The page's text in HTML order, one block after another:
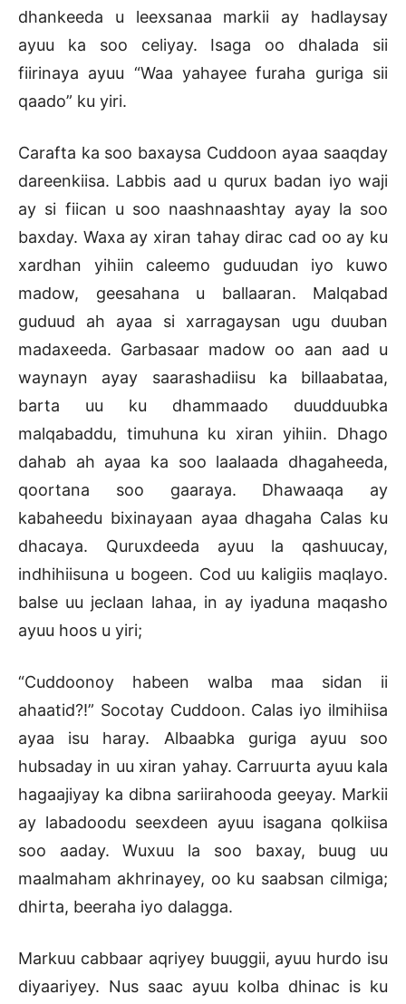
dhankeeda u leexsanaa markii ay hadlaysay
ayuu ka soo celiyay. Isaga oo dhalada sii
fiirinaya ayuu “Waa yahayee furaha guriga sii
qaado” ku yiri.
Carafta ka soo baxaysa Cuddoon ayaa saaqday
dareenkiisa. Labbis aad u qurux badan iyo waji
ay si fiican u soo naashnaashtay ayay la soo
baxday. Waxa ay xiran tahay dirac cad oo ay ku
xardhan yihiin caleemo guduudan iyo kuwo
madow, geesahana u ballaaran. Malqabad
guduud ah ayaa si xarragaysan ugu duuban
madaxeeda. Garbasaar madow oo aan aad u
waynayn ayay saarashadiisu ka billaabataa,
barta uu ku dhammaado duudduubka
malqabaddu, timuhuna ku xiran yihiin. Dhago
dahab ah ayaa ka soo laalaada dhagaheeda,
qoortana soo gaaraya. Dhawaaqa ay
kabaheedu bixinayaan ayaa dhagaha Calas ku
dhacaya. Quruxdeeda ayuu la qashuucay,
indhihiisuna u bogeen. Cod uu kaligiis maqlayo.
balse uu jeclaan lahaa, in ay iyaduna maqasho
ayuu hoos u yiri;
“Cuddoonoy habeen walba maa sidan ii
ahaatid?!” Socotay Cuddoon. Calas iyo ilmihiisa
ayaa isu haray. Albaabka guriga ayuu soo
hubsaday in uu xiran yahay. Carruurta ayuu kala
hagaajiyay ka dibna sariirahooda geeyay. Markii
ay labadoodu seexdeen ayuu isagana qolkiisa
soo aaday. Wuxuu la soo baxay, buug uu
maalmaham akhrinayey, oo ku saabsan cilmiga;
dhirta, beeraha iyo dalagga.
Markuu cabbaar aqriyey buuggii, ayuu hurdo isu
diyaariyey. Nus saac ayuu kolba dhinac is ku